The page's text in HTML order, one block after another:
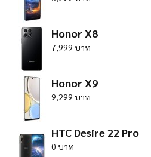
Honor X8
7,999 บาท
Honor X9
9,299 บาท
HTC Desire 22 Pro
0 บาท